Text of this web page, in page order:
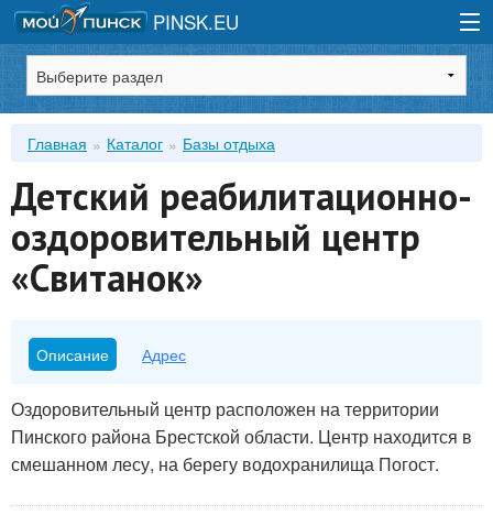
PINSK.EU
Зарегистрироваться
Главная Каталог Базы отдыха
Детский реабилитационно-
оздоровительный центр
«Свитанок»
Описание Адрес
Оздоровительный центр расположен на территории
Пинского района Брестской области. Центр находится в
смешанном лесу, на берегу водохранилища Погост.